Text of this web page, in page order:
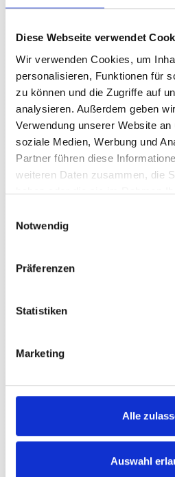
Diese Webseite verwendet
Wir verwenden Cookies, um
personalisieren, Funktionen für
zu können und die Zugriffe auf
analysieren. Außerdem geben
Verwendung unserer Website
soziale Medien, Werbung und
Partner führen diese
weiteren Daten zusammen, die
haben oder die sie im Rahmen
Notwendig
Präferenzen
Statistiken
Marketing
Alle
Auswahl
Art. Nr. 132600
Spritzschutz alle Waschlanzen
285x190
Technische
TECHNISCHE
Gewicht
ZURÜCK ZUR LISTE